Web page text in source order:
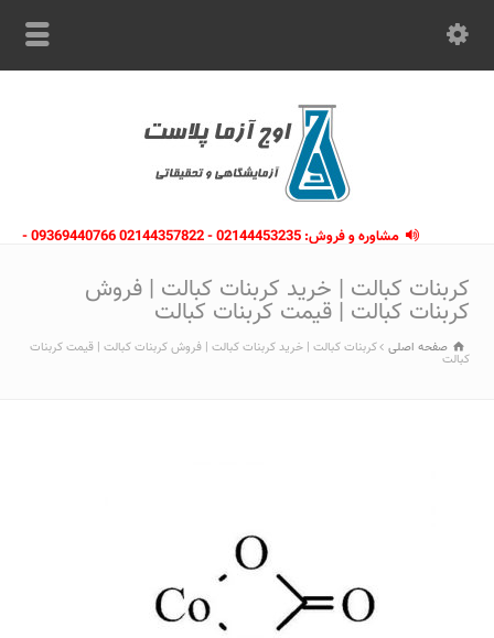
مشاوره و فروش: 02144453235 - 02144357822 09369440766 -
کربنات کبالت | خرید کربنات کبالت | فروش
کربنات کبالت | قیمت کربنات کبالت
صفحه اصلی کربنات کبالت | خرید کربنات کبالت | فروش کربنات کبالت | قیمت کربنات
کبالت